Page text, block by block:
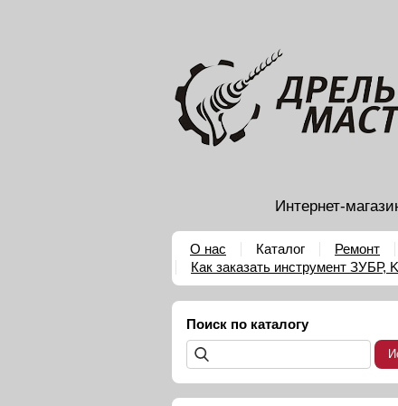
Интернет-
О нас Каталог Ремонт
Как заказать инструмент ЗУБР,
Поиск по каталогу